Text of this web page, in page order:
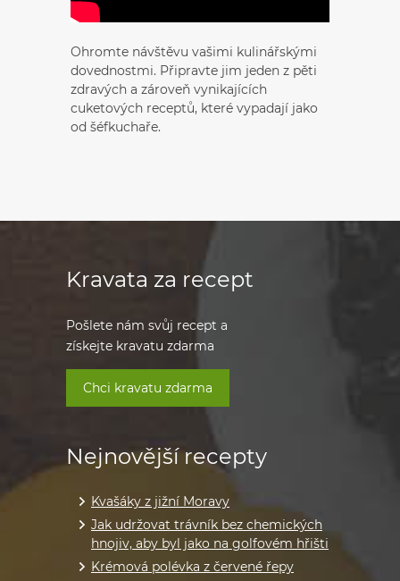
Ohromte návštěvu vašimi kulinářskými
dovednostmi. Připravte jim jeden z pěti
zdravých a zároveň vynikajících
cuketových receptů, které vypadají jako
od šéfkuchaře.
Nejnovější recepty
Kvašáky z jižní Moravy
Jak udržovat trávník bez chemických
hnojiv, aby byl jako na golfovém hřišti
Krémová polévka z červené řepy
Kravata za recept
Pošlete nám svůj recept a
získejte kravatu zdarma
Chci kravatu zdarma